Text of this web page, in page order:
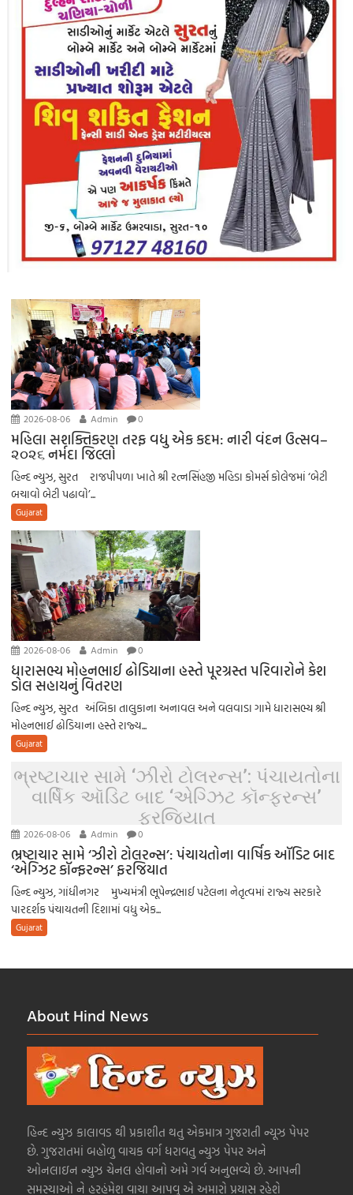
2026-08-06 Admin 0
મહિલા સશક્તિકરણ તરફ વધુ એક કદમ: નારી વંદન ઉત્સવ–
૨૦૨૬ નર્મદા જિલ્લો
હિન્દ ન્યુઝ, સુરત રાજપીપળા ખાતે શ્રી રત્નસિંહજી મહિડા કોમર્સ કોલેજમાં ‘બેટી
બચાવો બેટી પઢાવો’...
Gujarat
2026-08-06 Admin 0
ધારાસભ્ય મોહનભાઈ ઢોડિયાના હસ્તે પૂરગ્રસ્ત પરિવારોને કેશ
ડોલ સહાયનું વિતરણ
હિન્દ ન્યુઝ, સુરત અંબિકા તાલુકાના અનાવલ અને વલવાડા ગામે ધારાસભ્ય શ્રી
મોહનભાઈ ઢોડિયાના હસ્તે રાજ્ય...
Gujarat
ભ્રષ્ટાચાર સામે ‘ઝીરો ટોલરન્સ’: પંચાયતોના
વાર્ષિક ઑડિટ બાદ ‘એગ્ઝિટ કૉન્ફરન્સ’
ફરજિયાત
2026-08-06 Admin 0
ભ્રષ્ટાચાર સામે ‘ઝીરો ટોલરન્સ’: પંચાયતોના વાર્ષિક ઑડિટ બાદ
‘એગ્ઝિટ કૉન્ફરન્સ’ ફરજિયાત
હિન્દ ન્યુઝ, ગાંધીનગર મુખ્યમંત્રી ભૂપેન્દ્રભાઈ પટેલના નેતૃત્વમાં રાજ્ય સરકારે
પારદર્શક પંચાયતની દિશામાં વધુ એક...
Gujarat
About Hind News
હિન્દ ન્યુઝ કાલાવડ થી પ્રકાશીત થતુ એકમાત્ર ગુજરાતી ન્યૂઝ પેપર
છે. ગુજરાતમાં બહોળુ વાચક વર્ગ ધરાવતુ ન્યુઝ પેપર અને
ઓનલાઇન ન્યુઝ ચેનલ હોવાનો અમે ગર્વ અનુભવ્યે છે. આપની
સમસ્યાઓ ને હરહંમેશ વાચા આપવુ એ અમારો પ્રયાસ રહેશે